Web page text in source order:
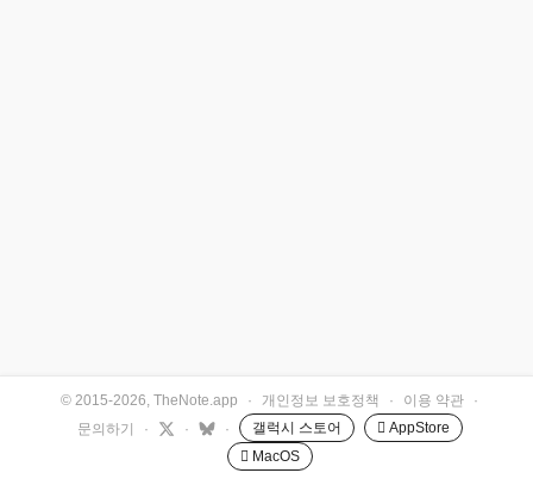
© 2015-2026, TheNote.app · 개인정보 보호정책 · 이용 약관
·
문의하기
· · · 갤럭시 스토어
 AppStore
 MacOS